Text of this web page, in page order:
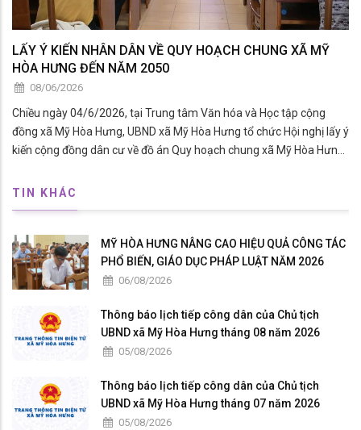
LẤY Ý KIẾN NHÂN DÂN VỀ QUY HOẠCH CHUNG XÃ MỸ
HÒA HƯNG ĐẾN NĂM 2050
08/06/2026
Chiều ngày 04/6/2026, tại Trung tâm Văn hóa và Học tập cộng
đồng xã Mỹ Hòa Hưng, UBND xã Mỹ Hòa Hưng tổ chức Hội nghị lấy ý
kiến cộng đồng dân cư về đồ án Quy hoạch chung xã Mỹ Hòa Hưng,
TIN KHÁC
MỸ HÒA HƯNG NÂNG CAO HIỆU QUẢ CÔNG TÁC
PHỔ BIẾN, GIÁO DỤC PHÁP LUẬT NĂM 2026
06/08/2026
Thông báo lịch tiếp công dân của Chủ tịch
UBND xã Mỹ Hòa Hưng tháng 08 năm 2026
05/08/2026
Thông báo lịch tiếp công dân của Chủ tịch
UBND xã Mỹ Hòa Hưng tháng 07 năm 2026
05/08/2026